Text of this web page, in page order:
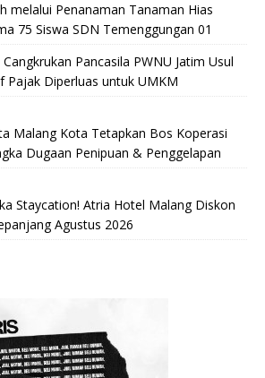
melalui Penanaman Tanaman Hias
75 Siswa SDN Temenggungan 01
Pancasila PWNU Jatim Usul
Pajak Diperluas untuk UMKM
Malang Kota Tetapkan Bos Koperasi
Dugaan Penipuan & Penggelapan
Staycation! Atria Hotel Malang Diskon
Agustus 2026